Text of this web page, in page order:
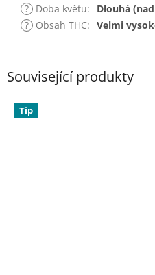
Související produkty
Tip
? Doba květu:
Dlouhá
? Obsah THC: Velmi